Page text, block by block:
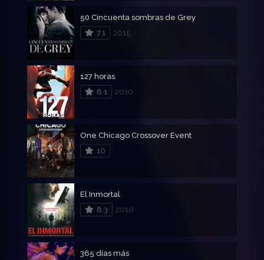
50 Cincuenta sombras de Grey
7.1
2015
127 horas
8.1
2010
One Chicago Crossover Event
10
El Inmortal
8.3
2010
365 días más